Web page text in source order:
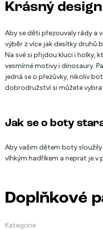
Krásný
Aby se děti přezouvaly rády a
výběr z více jak desítky druhů
Na své si přijdou kluci i holky,
vesmírné motivy i dinosaury.
jedná se o přezůvky, nikoliv
dobrodružství si můžete
Jak se o boty
Aby vašim dětem boty
vlhkým hadříkem a neprat je v
Doplňkové
Kategorie: